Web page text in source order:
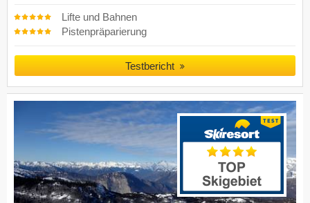
Lifte und Bahnen
Pistenpräparierung
Testbericht